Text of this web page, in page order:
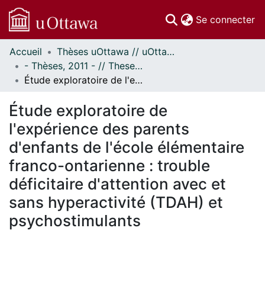
Se connecter
Communautés
et collections
Parcourir
Statistiques
À propos
Accueil
Thèses uOttawa // uOttawa Theses
- Thèses, 2011 - // Theses, 2011 -
Étude exploratoire de l'expérience des parents d'enfants de l'école élémentaire franco-ontarienne : trouble déficitaire d'attention avec et sans hyperactivité (TDAH) et psychostimulants
Étude exploratoire de
l'expérience des parents
d'enfants de l'école élémentaire
franco-ontarienne : trouble
déficitaire d'attention avec et
sans hyperactivité (TDAH) et
psychostimulants